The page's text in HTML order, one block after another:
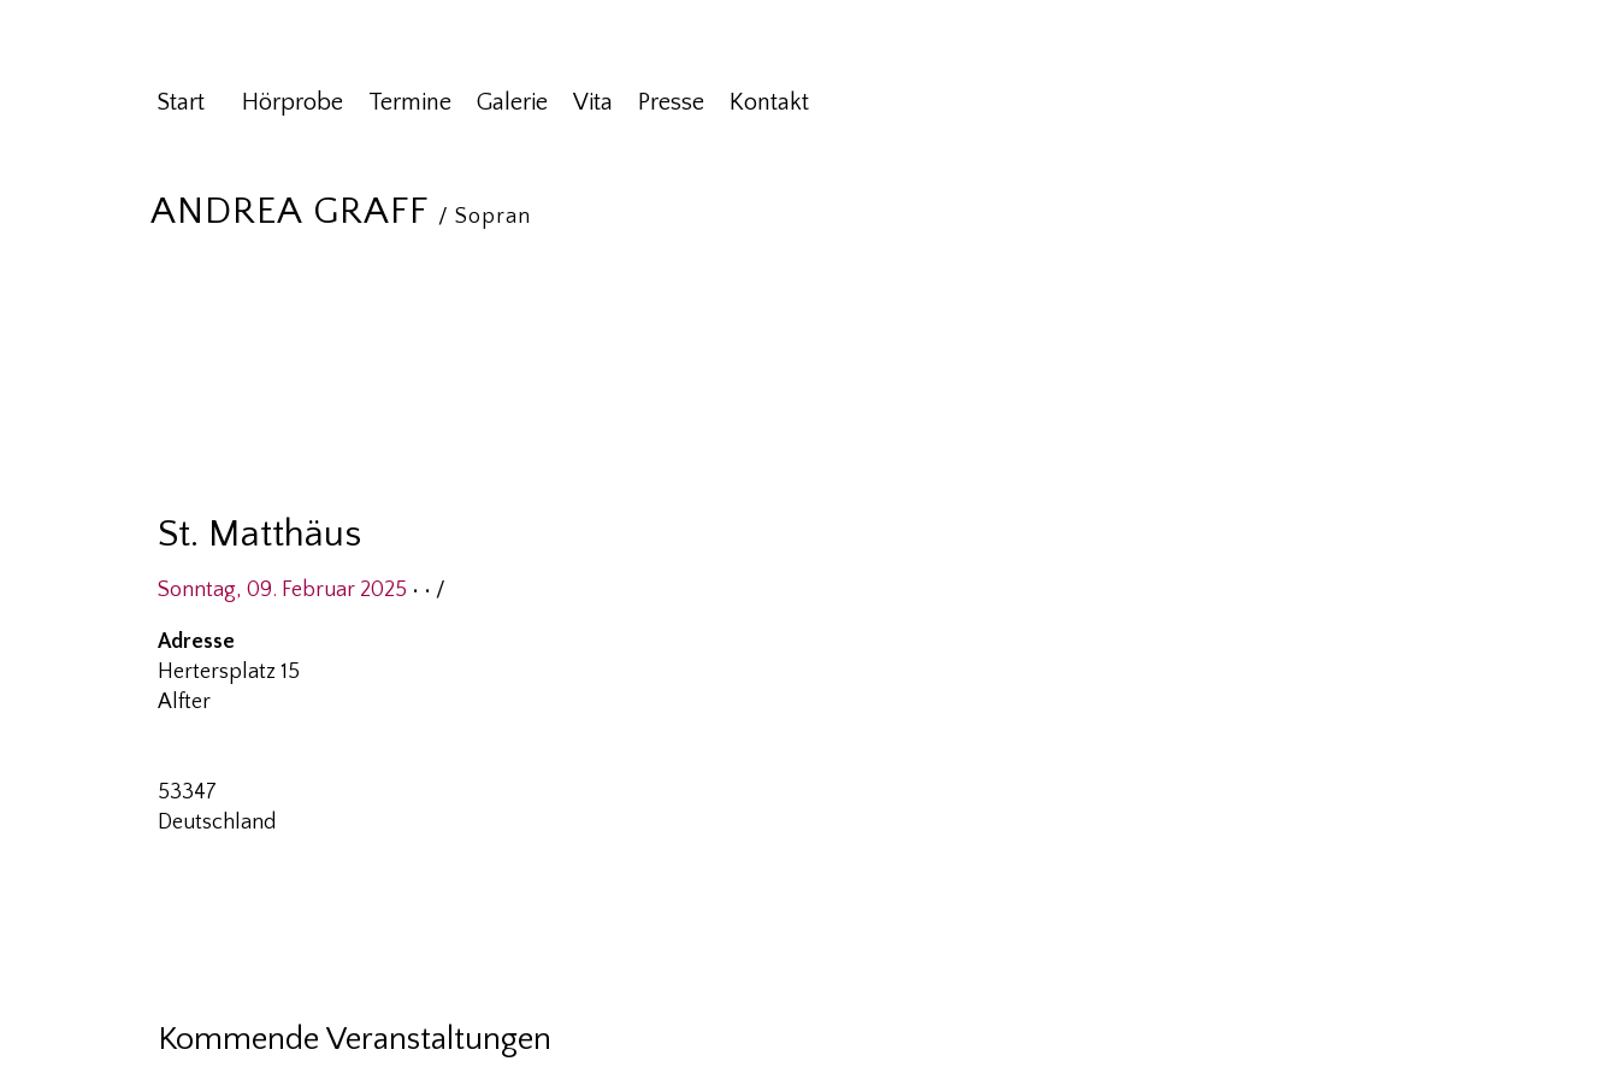
ANDREA GRAFF / Sopran
Start Hörprobe Termine Galerie Vita Presse Kontakt
St. Matthäus
Sonntag, 09. Februar 2025 • • /
Adresse
Hertersplatz 15
Alfter
53347
Deutschland
Kommende Veranstaltungen